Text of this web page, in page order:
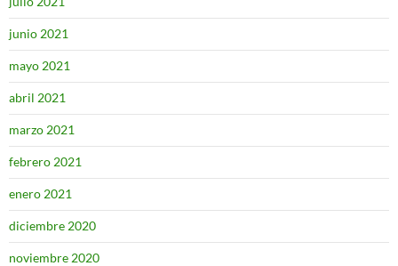
junio 2021
mayo 2021
abril 2021
marzo 2021
febrero 2021
enero 2021
diciembre 2020
noviembre 2020